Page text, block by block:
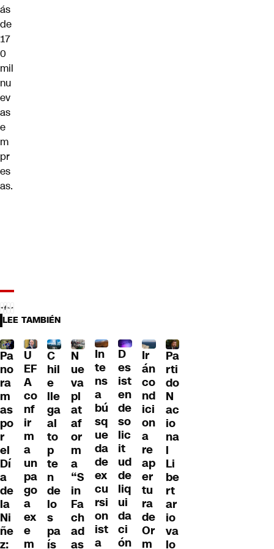
ás
de
17
0
mil
nu
ev
as
e
m
pr
es
as.
LEE TAMBIÉN
Pa
no
ra
m
as
po
r
el
Dí
a
de
la
Ni
ñe
z:
U
EF
A
co
nf
ir
m
a
un
pa
go
a
ex
e
m
C
hil
e
lle
ga
al
to
p
te
n
de
lo
s
pa
ís
N
ue
va
pl
at
af
or
m
a
“S
in
Fa
ch
ad
as
In
te
ns
a
bú
sq
ue
da
de
ex
cu
rsi
on
ist
a
D
es
ist
en
de
so
lic
it
ud
de
liq
ui
da
ci
ón
Ir
án
co
nd
ici
on
a
re
ap
er
tu
ra
de
Or
m
Pa
rti
do
N
ac
io
na
l
Li
be
rt
ar
io
va
lo